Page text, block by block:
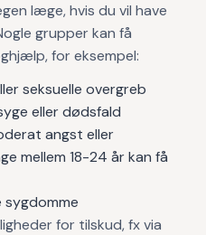
læge, hvis du vil have
grupper kan få
for eksempel:
seksuelle overgreb
eller dødsfald
angst eller
mellem 18-24 år kan få
sygdomme
for tilskud, fx via